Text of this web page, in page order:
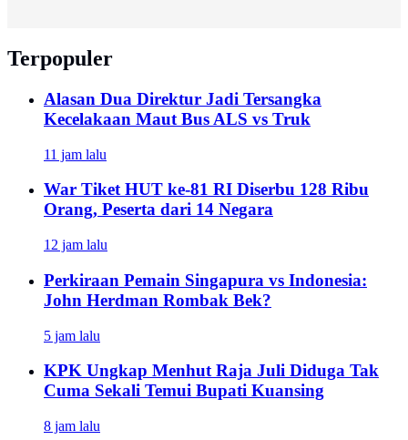
Terpopuler
Alasan Dua Direktur Jadi Tersangka
Kecelakaan Maut Bus ALS vs Truk
11 jam lalu
War Tiket HUT ke-81 RI Diserbu 128 Ribu
Orang, Peserta dari 14 Negara
12 jam lalu
Perkiraan Pemain Singapura vs Indonesia:
John Herdman Rombak Bek?
5 jam lalu
KPK Ungkap Menhut Raja Juli Diduga Tak
Cuma Sekali Temui Bupati Kuansing
8 jam lalu